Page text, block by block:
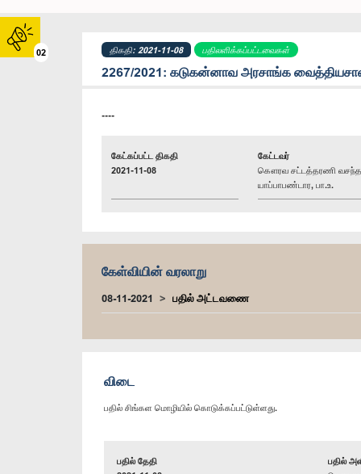
02 திகதி: 2021-11-08 பதிலளிக்கப்பட்டவைகள்
2267/2021: கடுகன்னாவ அரசாங்க
----
கேட்கப்பட்ட திகதி
2021-11-08
கேட்டவர்
கௌரவ சட்டத்தரணி வசந்த
யாப்பாபண்டார, பா.உ.
கேள்வியின் வரலாறு
08-11-2021 பதில் அட்டவணை
விடை
பதில் சிங்கள மொழியில் கொடுக்கப்பட்டுள்ளது.
பதில் தேதி
பதில்